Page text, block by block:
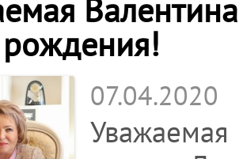
07.04.2020